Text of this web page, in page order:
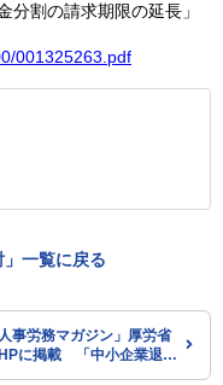
割の請求期限の延長」
001325263.pdf
」一覧に戻る
人事労務マガジン」厚労省
に掲載 「中小企業退職